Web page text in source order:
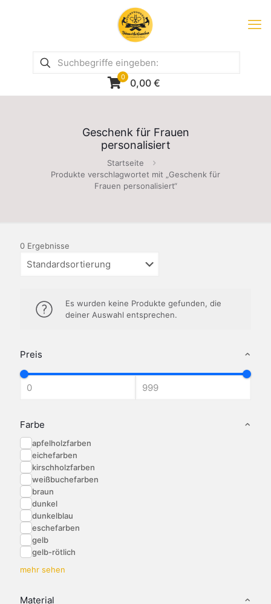
0 0,00 €
Geschenk für Frauen
personalisiert
Startseite
Produkte verschlagwortet mit „Geschenk für
Frauen personalisiert“
Preis
Farbe
apfelholzfarben
eichefarben
kirschholzfarben
weißbuchefarben
braun
dunkel
dunkelblau
eschefarben
gelb
gelb-rötlich
mehr sehen
Material
0 Ergebnisse
Es wurden keine Produkte gefunden, die
deiner Auswahl entsprechen.